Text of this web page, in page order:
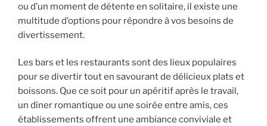
ou d’un moment de détente en solitaire, il existe une
multitude d’options pour répondre à vos besoins de
divertissement.
Les bars et les restaurants sont des lieux populaires
pour se divertir tout en savourant de délicieux plats et
boissons. Que ce soit pour un apéritif après le travail,
un dîner romantique ou une soirée entre amis, ces
établissements offrent une ambiance conviviale et